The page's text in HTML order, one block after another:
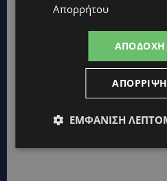
Η επιδερμίδα για τις
καλοκαιριού. Η περιποίηση
Απορρήτου
ΕΜΦΆΝΙΣΗ